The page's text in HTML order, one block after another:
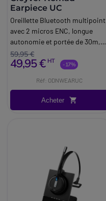
Earpiece UC
Oreillette Bluetooth multipoint
avec 2 micros ENC, longue
autonomie et portée de 30m,
idéale pour appeler partout,
sans bruit ni contrainte de
59,95 €
49,95 € HT -17%
Réf: ODNWEARUC
Acheter